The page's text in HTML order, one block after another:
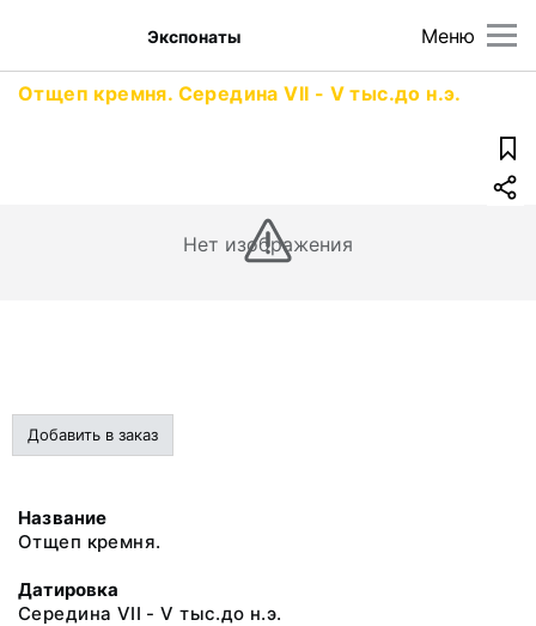
Меню
Экспонаты
Отщеп кремня. Середина VII - V тыс.до н.э.
Нет изображения
Добавить в заказ
Название
Отщеп кремня.
Датировка
Середина VII - V тыс.до н.э.